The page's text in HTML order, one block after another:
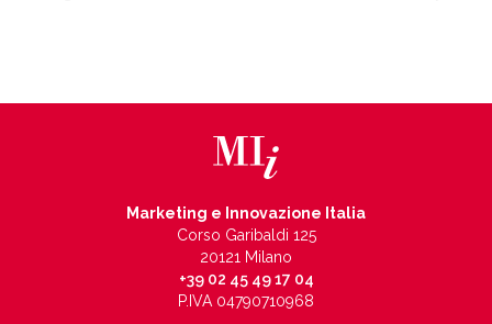
Marketing e Innovazione Italia
Corso Garibaldi 125
20121 Milano
+39 02 45 49 17 04
P.IVA 04790710968